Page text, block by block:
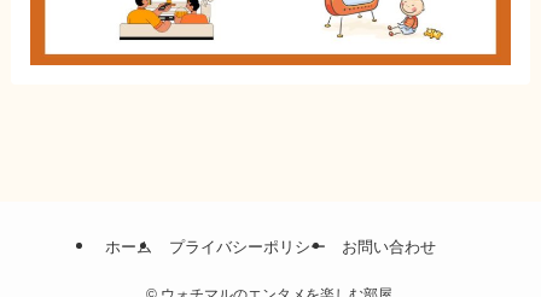
ホーム プライバシーポリシー お問い合わせ